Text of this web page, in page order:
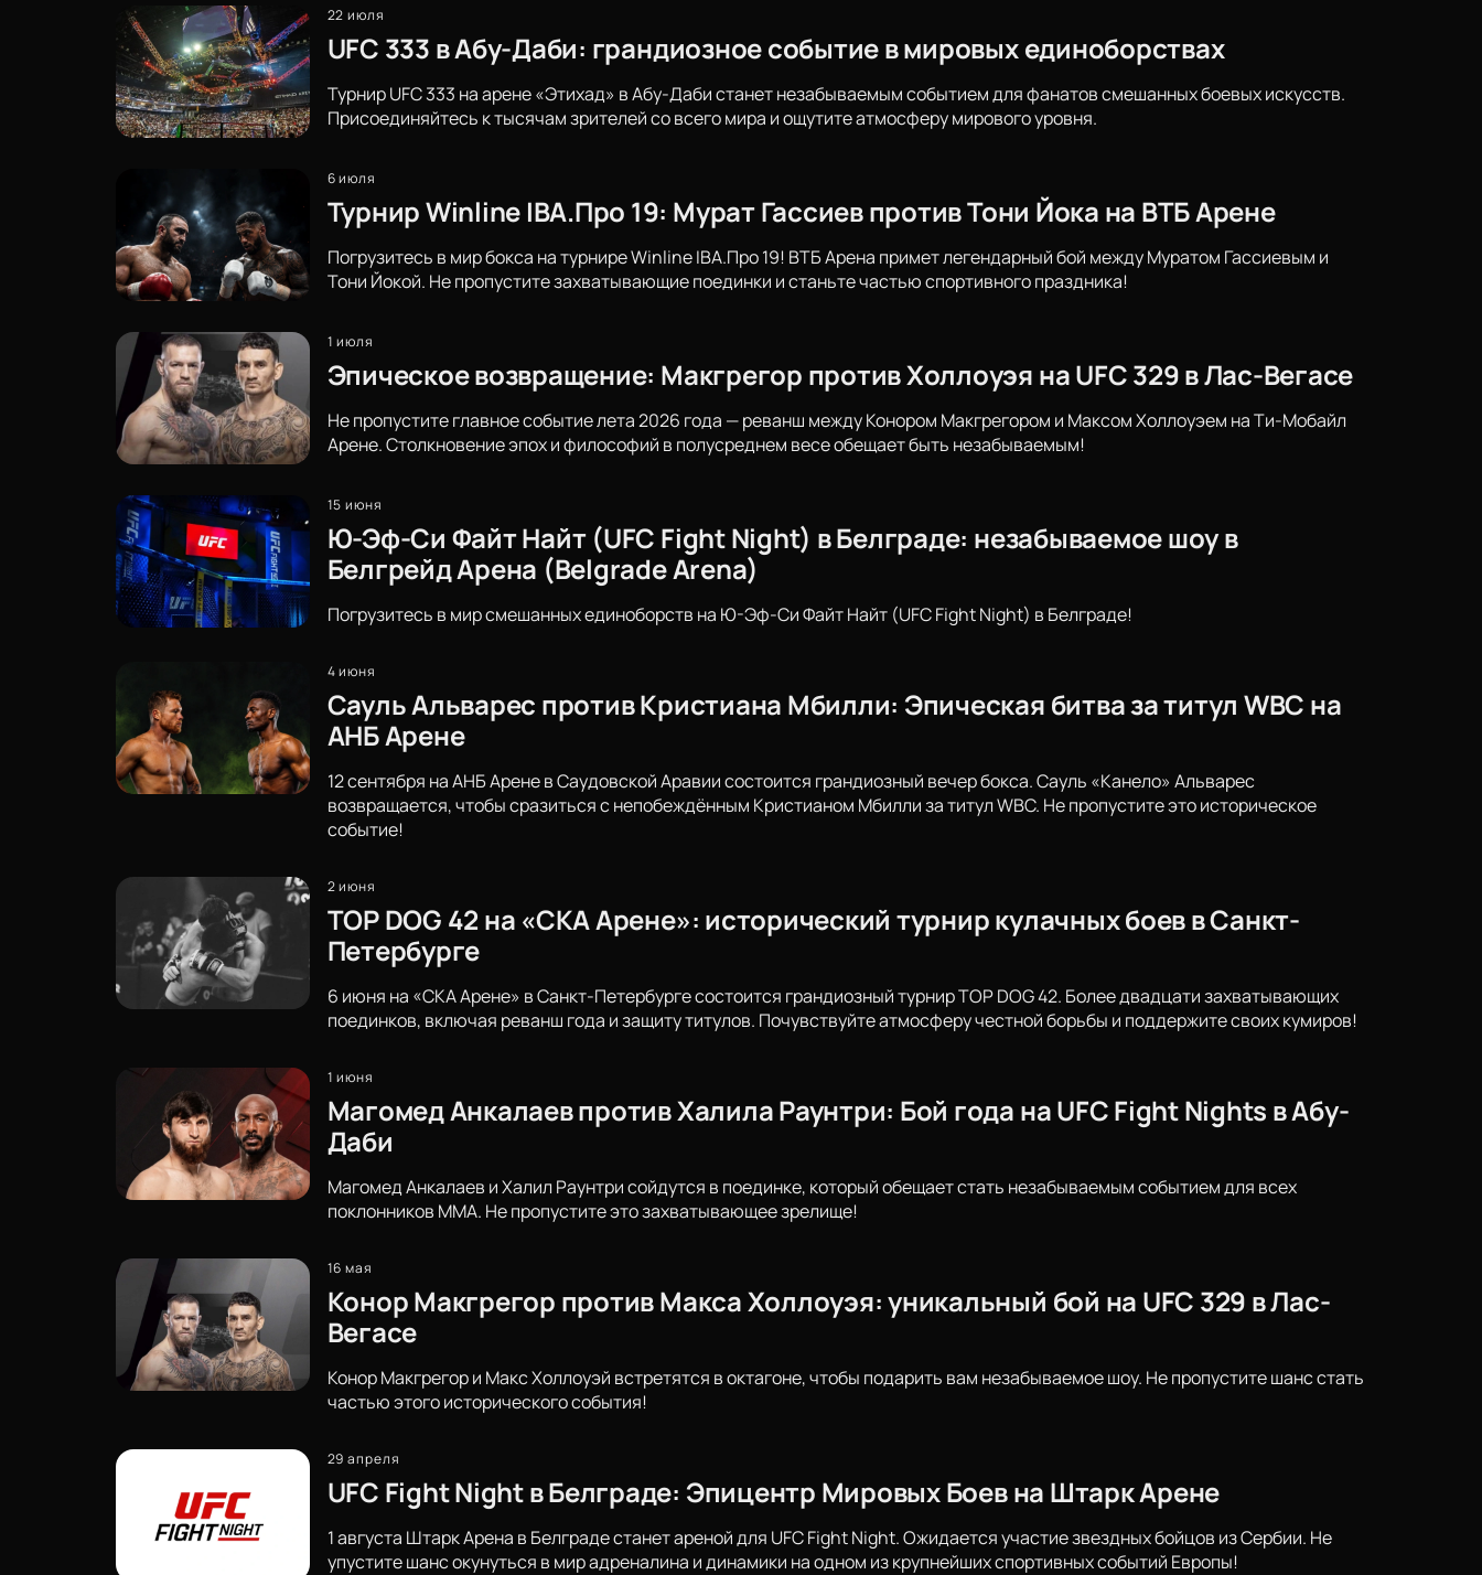
22 июля
UFC 333 в Абу-Даби: грандиозное событие в мировых единоборствах
Турнир UFC 333 на арене «Этихад» в Абу-Даби станет незабываемым событием для фанатов смешанных боевых искусств.
Присоединяйтесь к тысячам зрителей со всего мира и ощутите атмосферу мирового уровня.
6 июля
Турнир Winline IBA.Про 19: Мурат Гассиев против Тони Йока на ВТБ Арене
Погрузитесь в мир бокса на турнире Winline IBA.Про 19! ВТБ Арена примет легендарный бой между Муратом Гассиевым и
Тони Йокой. Не пропустите захватывающие поединки и станьте частью спортивного праздника!
1 июля
Эпическое возвращение: Макгрегор против Холлоуэя на UFC 329 в Лас-Вегасе
Не пропустите главное событие лета 2026 года — реванш между Конором Макгрегором и Максом Холлоуэем на Ти-Мобайл
Арене. Столкновение эпох и философий в полусреднем весе обещает быть незабываемым!
15 июня
Ю-Эф-Си Файт Найт (UFC Fight Night) в Белграде: незабываемое шоу в
Белгрейд Арена (Belgrade Arena)
Погрузитесь в мир смешанных единоборств на Ю-Эф-Си Файт Найт (UFC Fight Night) в Белграде!
4 июня
Сауль Альварес против Кристиана Мбилли: Эпическая битва за титул WBC на
АНБ Арене
12 сентября на АНБ Арене в Саудовской Аравии состоится грандиозный вечер бокса. Сауль «Канело» Альварес
возвращается, чтобы сразиться с непобеждённым Кристианом Мбилли за титул WBC. Не пропустите это историческое
событие!
2 июня
TOP DOG 42 на «СКА Арене»: исторический турнир кулачных боев в Санкт-
Петербурге
6 июня на «СКА Арене» в Санкт-Петербурге состоится грандиозный турнир TOP DOG 42. Более двадцати захватывающих
поединков, включая реванш года и защиту титулов. Почувствуйте атмосферу честной борьбы и поддержите своих кумиров!
1 июня
Магомед Анкалаев против Халила Раунтри: Бой года на UFC Fight Nights в Абу-
Даби
Магомед Анкалаев и Халил Раунтри сойдутся в поединке, который обещает стать незабываемым событием для всех
поклонников ММА. Не пропустите это захватывающее зрелище!
16 мая
Конор Макгрегор против Макса Холлоуэя: уникальный бой на UFC 329 в Лас-
Вегасе
Конор Макгрегор и Макс Холлоуэй встретятся в октагоне, чтобы подарить вам незабываемое шоу. Не пропустите шанс стать
частью этого исторического события!
29 апреля
UFC Fight Night в Белграде: Эпицентр Мировых Боев на Штарк Арене
1 августа Штарк Арена в Белграде станет ареной для UFC Fight Night. Ожидается участие звездных бойцов из Сербии. Не
упустите шанс окунуться в мир адреналина и динамики на одном из крупнейших спортивных событий Европы!